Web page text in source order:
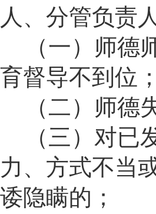
人、分管负责
（一）师
育督导不到位
（二）师
（三）对
力、方式不当
诿隐瞒的；